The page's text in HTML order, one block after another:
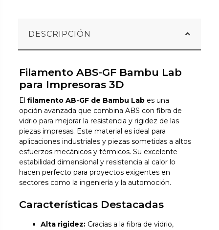
DESCRIPCIÓN
Filamento ABS-GF Bambu Lab
para Impresoras 3D
Elfilamento AB-GF de Bambu Lab es una
opción avanzada que combina ABS con fibra de
vidrio para mejorar la resistencia y rigidez de las
piezas impresas. Este material es ideal para
aplicaciones industriales y piezas sometidas a altos
esfuerzos mecánicos y térmicos. Su excelente
estabilidad dimensional y resistencia al calor lo
hacen perfecto para proyectos exigentes en
sectores como la ingeniería y la automoción.
Características Destacadas
Alta rigidez: Gracias a la fibra de vidrio,